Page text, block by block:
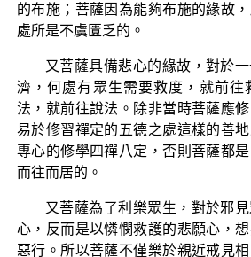
的布施；菩薩因為能夠布施的緣故
處所是不虞匱乏的。
又菩薩具備悲心的緣故，對於
濟，何處有眾生需要救度，就前往
法，就前往說法。除非當時菩薩應
易於修習禪定的五德之處這樣的善
專心的修學四禪八定，否則菩薩都
而往而居的。
又菩薩為了利樂眾生，對於邪
心，反而是以憐憫救護的悲願心，
惡行。所以菩薩不僅樂於親近戒見